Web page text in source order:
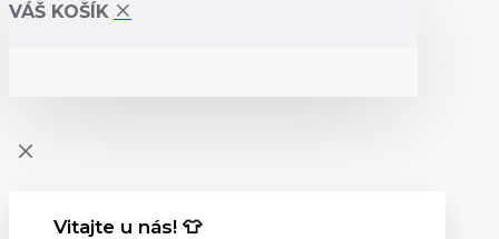
VÁŠ KOŠÍK
Vitajte u nás! 👕